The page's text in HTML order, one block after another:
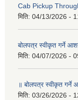
Cab Pickup
मिति: 04/13/2026 -
बोलपत्र स्वीकृत गर्ने
मिति: 04/07/2026 -
॥ बोलपत्र स्वीकृत
मिति: 03/26/2026 -